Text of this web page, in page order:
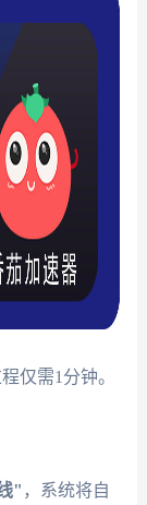
仅需1分钟。
" ，系统将自